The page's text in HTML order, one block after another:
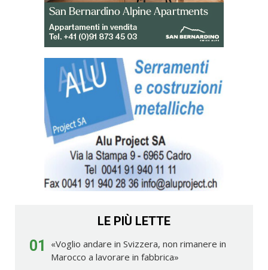
LE PIÙ LETTE
01
«Voglio andare in Svizzera, non rimanere in
Marocco a lavorare in fabbrica»